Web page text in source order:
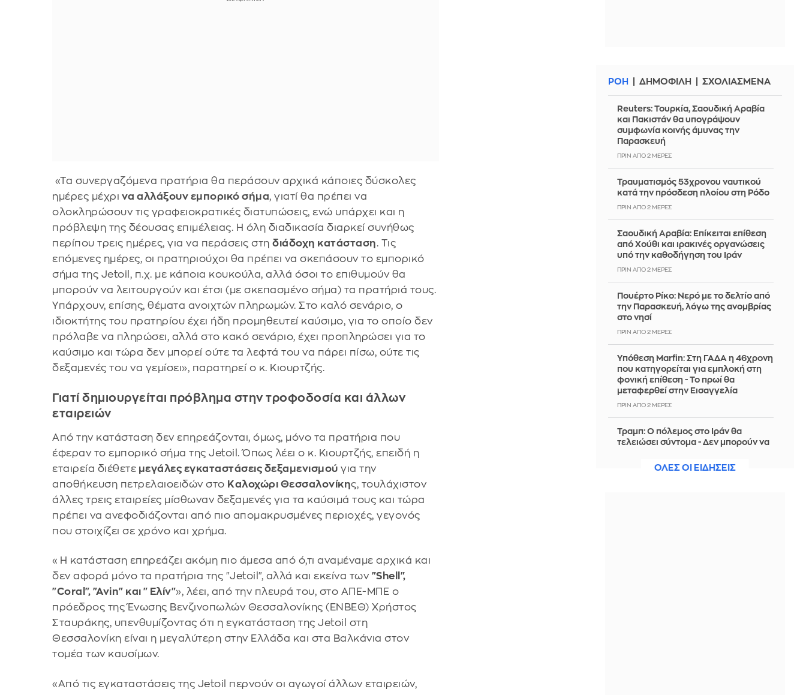
«Τα συνεργαζόμενα πρατήρια θα περάσουν αρχικά κάποιες δύσκολες
ημέρες μέχρι να αλλάξουν εμπορικό σήμα, γιατί θα πρέπει να
ολοκληρώσουν τις γραφειοκρατικές διατυπώσεις, ενώ υπάρχει και η
πρόβλεψη της δέουσας επιμέλειας. Η όλη διαδικασία διαρκεί συνήθως
περίπου τρεις ημέρες, για να περάσεις στηδιάδοχη κατάσταση. Τις
επόμενες ημέρες, οι πρατηριούχοι θα πρέπει να σκεπάσουν το εμπορικό
σήμα της Jetoil, π.χ. με κάποια κουκούλα, αλλά όσοι το επιθυμούν θα
μπορούν να λειτουργούν και έτσι (με σκεπασμένο σήμα) τα πρατήριά τους.
Υπάρχουν, επίσης, θέματα ανοιχτών πληρωμών. Στο καλό σενάριο, ο
ιδιοκτήτης του πρατηρίου έχει ήδη προμηθευτεί καύσιμο, για το οποίο δεν
πρόλαβε να πληρώσει, αλλά στο κακό σενάριο, έχει προπληρώσει για το
καύσιμο και τώρα δεν μπορεί ούτε τα λεφτά του να πάρει πίσω, ούτε τις
δεξαμενές του να γεμίσει», παρατηρεί ο κ. Κιουρτζής.
Γιατί δημιουργείται πρόβλημα στην τροφοδοσία και άλλων
εταιρειών
Από την κατάσταση δεν επηρεάζονται, όμως, μόνο τα πρατήρια που
έφεραν το εμπορικό σήμα της Jetoil. Όπως λέει ο κ. Κιουρτζής, επειδή η
εταιρεία διέθετε μεγάλες εγκαταστάσεις δεξαμενισμού για την
αποθήκευση πετρελαιοειδών στο Καλοχώρι Θεσσαλονίκης, τουλάχιστον
άλλες τρεις εταιρείες μίσθωναν δεξαμενές για τα καύσιμά τους και τώρα
πρέπει να ανεφοδιάζονται από πιο απομακρυσμένες περιοχές, γεγονός
που στοιχίζει σε χρόνο και χρήμα.
«Η κατάσταση επηρεάζει ακόμη πιο άμεσα από ό,τι αναμέναμε αρχικά και
δεν αφορά μόνο τα πρατήρια της "Jetoil", αλλά και εκείνα των "Shell",
"Coral", "Avin" και "Ελίν"», λέει, από την πλευρά του, στο ΑΠΕ-ΜΠΕ ο
πρόεδρος της Ένωσης Βενζινοπωλών Θεσσαλονίκης (ΕΝΒΕΘ) Χρήστος
Σταυράκης, υπενθυμίζοντας ότι η εγκατάσταση της Jetoil στη
Θεσσαλονίκη είναι η μεγαλύτερη στην Ελλάδα και στα Βαλκάνια στον
τομέα των καυσίμων.
«Από τις εγκαταστάσεις της Jetoil περνούν οι αγωγοί άλλων εταιρειών,
ΡΟΗ ΔΗΜΟΦΙΛΗ ΣΧΟΛΙΑΣΜΕΝΑ
Reuters: Τουρκία, Σαουδική Αραβία
και Πακιστάν θα υπογράψουν
συμφωνία κοινής άμυνας την
Παρασκευή
ΠΡΙΝ ΑΠΌ 2 ΜΈΡΕΣ
Τραυματισμός 53χρονου ναυτικού
κατά την πρόσδεση πλοίου στη Ρόδο
ΠΡΙΝ ΑΠΌ 2 ΜΈΡΕΣ
Σαουδική Αραβία: Επίκειται επίθεση
από Χούθι και ιρακινές οργανώσεις
υπό την καθοδήγηση του Ιράν
ΠΡΙΝ ΑΠΌ 2 ΜΈΡΕΣ
Πουέρτο Ρίκο: Νερό με το δελτίο από
την Παρασκευή, λόγω της ανομβρίας
στο νησί
ΠΡΙΝ ΑΠΌ 2 ΜΈΡΕΣ
Υπόθεση Marfin: Στη ΓΑΔΑ η 46χρονη
που κατηγορείται για εμπλοκή στη
φονική επίθεση - Το πρωί θα
μεταφερθεί στην Εισαγγελία
ΠΡΙΝ ΑΠΌ 2 ΜΈΡΕΣ
Τραμπ: Ο πόλεμος στο Ιράν θα
τελειώσει σύντομα - Δεν μπορούν να
ΠΡΙΝ ΑΠΌ 2 ΜΈΡΕΣΟΛΕΣ ΟΙ ΕΙΔΗΣΕΙΣ